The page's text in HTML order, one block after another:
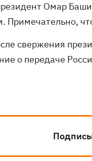
Омар
Примечательно,
свержения
о передаче